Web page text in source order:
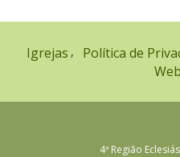
Igrejas Política de
4ª Região